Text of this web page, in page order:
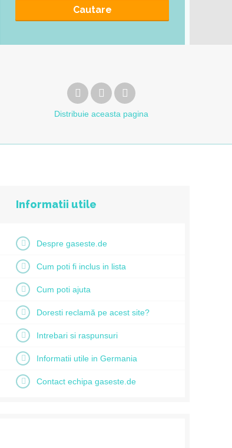
Cautare
Distribuie aceasta pagina
Informatii utile
Despre gaseste.de
Cum poti fi inclus in lista
Cum poti ajuta
Doresti reclamă pe acest site?
Intrebari si raspunsuri
Informatii utile in Germania
Contact echipa gaseste.de